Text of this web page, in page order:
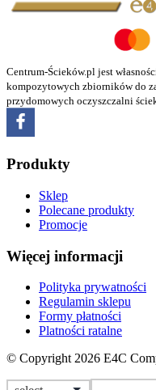
Centrum-Ścieków.pl jest
kompozytowych zbiorników do
przydomowych oczyszczalni
Produkty
Sklep
Polecane produkty
Promocje
Więcej informacji
Polityka prywatności
Regulamin sklepu
Formy płatności
Platności ratalne
© Copyright 2026 E4C